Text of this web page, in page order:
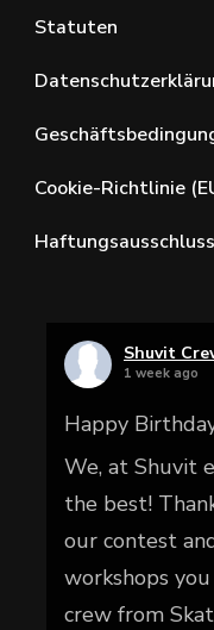
Statuten
Cookie-Richtlinie
Haftungsausschluss
Shuvit
1 week ago
Happy
We, at Shuvit
the best!
our contest
workshops
crew from